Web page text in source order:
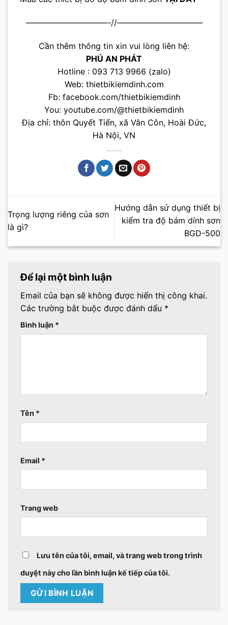
——————————-//——————————–
Cần thêm thông tin xin vui lòng liên hệ:
PHÚ AN PHÁT
Hotline : 093 713 9966 (zalo)
Web: thietbikiemdinh.com
Fb: facebook.com/thietbikiemdinh
You: youtube.com/@thietbikiemdinh
Địa chỉ: thôn Quyết Tiến, xã Vân Côn, Hoài Đức,
Hà Nội, VN
Trọng lượng riêng của sơn
là gì?
Hướng dẫn sử dụng thiết bị
kiểm tra độ bám dính sơn
BGD-500
Để lại một bình luận
Email của bạn sẽ không được hiển thị công khai.
Các trường bắt buộc được đánh dấu *
Bình luận *
Tên *
Email *
Trang web
Lưu tên của tôi, email, và trang web trong trình
duyệt này cho lần bình luận kế tiếp của tôi.